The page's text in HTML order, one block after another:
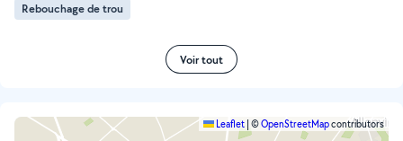
Rebouchage de trou
Voir tout
Leaflet ©OpenStreetMapcontributors